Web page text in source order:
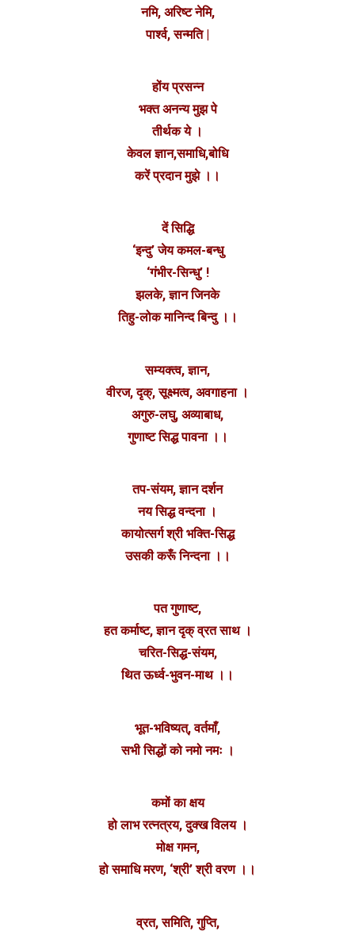
नमि, अरिष्ट नेमि,
पार्श्व, सन्मति |
होंय प्रसन्न
भक्त अनन्य मुझ पे
तीर्थक ये ।
केवल ज्ञान,समाधि,बोधि
करें प्रदान मुझे ।।
दें सिद्धि
‘इन्दु’ जेय कमल-बन्धु
‘गंभीर-सिन्धु’ !
झलके, ज्ञान जिनके
तिहु-लोक मानिन्द बिन्दु ।।
सम्यक्त्व, ज्ञान,
वीरज, दृक्, सूक्ष्मत्व, अवगाहना ।
अगुरु-लघु, अव्याबाध,
गुणाष्ट सिद्ध पावना ।।
तप-संयम, ज्ञान दर्शन
नय सिद्ध वन्दना ।
कायोत्सर्ग श्री भक्ति-सिद्ध
उसकी करूँ निन्दना ।।
पत गुणाष्ट,
हत कर्माष्ट, ज्ञान दृक् व्रत साथ ।
चरित-सिद्ध-संयम,
थित ऊर्ध्व-भुवन-माथ ।।
भूत-भविष्यत्, वर्तमाँ,
सभी सिद्धों को नमो नमः ।
कमों का क्षय
हो लाभ रत्नत्रय, दुक्ख विलय ।
मोक्ष गमन,
हो समाधि मरण, ‘श्री’ श्री वरण ।।
व्रत, समिति, गुप्ति,